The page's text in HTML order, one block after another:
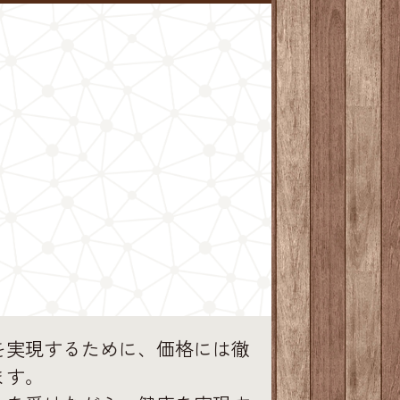
現するために、価格には徹
。